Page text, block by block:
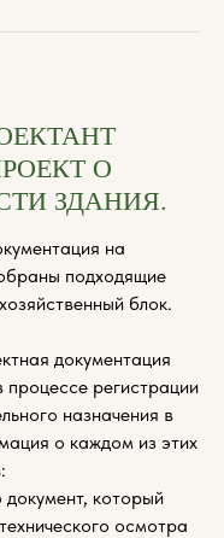
О
ЗДАНИЯ.
на
подходящие
блок.
документация
регистрации
назначения в
о каждом из этих
документ, который
осмотра